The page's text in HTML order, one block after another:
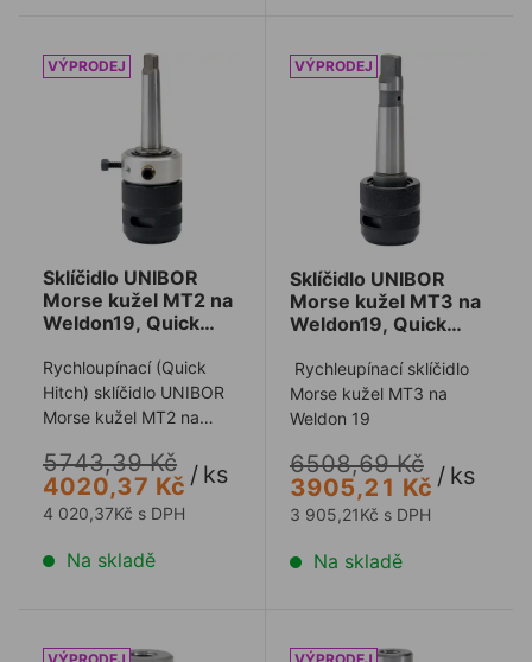
Sklíčidlo UNIBOR Morse kužel MT2 na Weldon19,
Sklíčidlo UNIBOR
Morse kužel MT2 na
Weldon19, Quick
Rychloupínací (Quick
Hitch) sklíčidlo UNIBOR
Morse kužel MT2 na
5743,39 Kč
4020,37 Kč / ks
4 020,37Kč s DPH
Na skladě
Sklíčidlo UNIBOR Morse
Sklíčidlo UNIBOR
Morse kužel MT3 na
Weldon19, Quick
Rychleupínací sklíčidlo
Morse kužel MT3 na
Weldon 19
6508,69 Kč
3905,21 Kč / ks
3 905,21Kč s DPH
Na skladě
Prodloužení UNIBOR Weldon19 1" (25,4mm)
Prodloužení UNIBOR